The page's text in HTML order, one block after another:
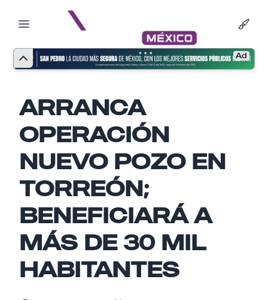
Ad
ARRANCA
OPERACIÓN
NUEVO POZO EN
TORREÓN;
BENEFICIARÁ A
MÁS DE 30 MIL
HABITANTES
Nombre